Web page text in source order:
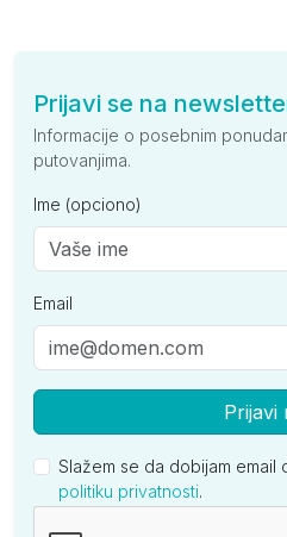
Prijavi se na
Informacije o posebnim
putovanjima.
Ime (opciono)
Email
Prijavi
Slažem se da dobijam email
politiku privatnosti.